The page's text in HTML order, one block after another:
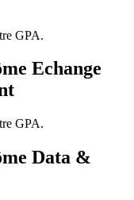
GPA.
Echange
GPA.
Data &